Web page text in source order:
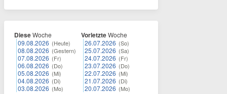
DieseWoche
09.08.2026 (Heute)
08.08.2026 (Gestern)
07.08.2026 (Fr)
06.08.2026 (Do)
05.08.2026 (Mi)
04.08.2026 (Di)
03.08.2026 (Mo)
VorletzteWoche
26.07.2026 (So)
25.07.2026 (Sa)
24.07.2026 (Fr)
23.07.2026 (Do)
22.07.2026 (Mi)
21.07.2026 (Di)
20.07.2026 (Mo)